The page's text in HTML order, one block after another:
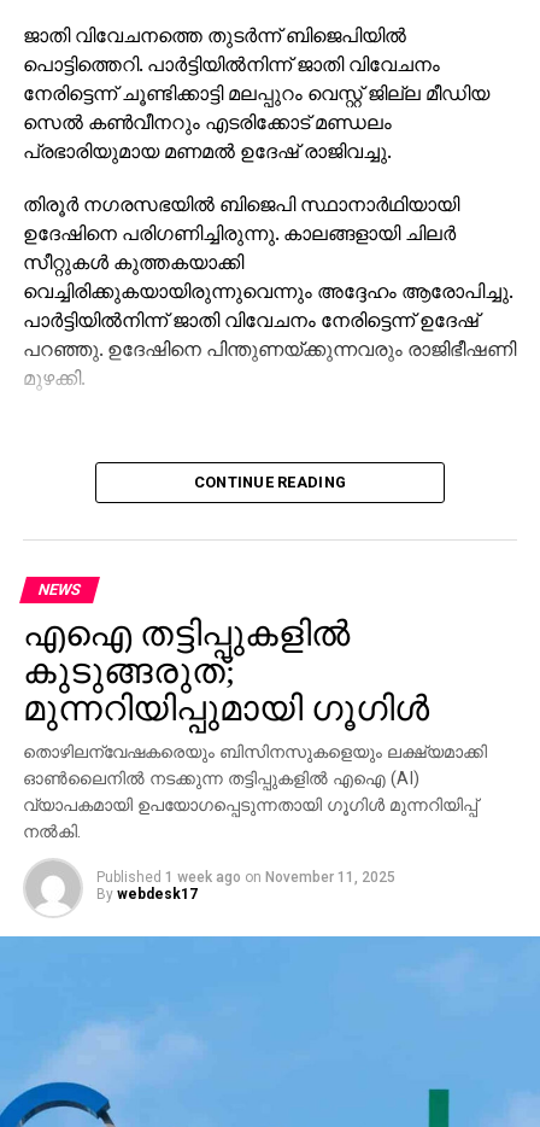
ജാതി വിവേചനത്തെ തുടര്‍ന്ന് ബിജെപിയില്‍
പൊട്ടിത്തെറി. പാര്‍ട്ടിയില്‍നിന്ന് ജാതി വിവേചനം
നേരിട്ടെന്ന് ചൂണ്ടിക്കാട്ടി മലപ്പുറം വെസ്റ്റ് ജില്ല മീഡിയ
സെല്‍ കണ്‍വീനറും എടരിക്കോട് മണ്ഡലം
പ്രഭാരിയുമായ മണമല്‍ ഉദേഷ് രാജിവച്ചു.
തിരൂര്‍ നഗരസഭയില്‍ ബിജെപി സ്ഥാനാര്‍ഥിയായി
ഉദേഷിനെ പരിഗണിച്ചിരുന്നു. കാലങ്ങളായി ചിലര്‍
സീറ്റുകള്‍ കുത്തകയാക്കി
വെച്ചിരിക്കുകയായിരുന്നുവെന്നും അദ്ദേഹം ആരോപിച്ചു.
പാര്‍ട്ടിയില്‍നിന്ന് ജാതി വിവേചനം നേരിട്ടെന്ന് ഉദേഷ്
പറഞ്ഞു. ഉദേഷിനെ പിന്തുണയ്ക്കുന്നവരും രാജിഭീഷണി
മുഴക്കി.
CONTINUE READING
NEWS
എഐ തട്ടിപ്പുകളില്‍
കുടുങ്ങരുത്;
മുന്നറിയിപ്പുമായി ഗൂഗിള്‍
തൊഴിലന്വേഷകരെയും ബിസിനസുകളെയും ലക്ഷ്യമാക്കി
ഓണ്‍ലൈനില്‍ നടക്കുന്ന തട്ടിപ്പുകളില്‍ എഐ (AI)
വ്യാപകമായി ഉപയോഗപ്പെടുന്നതായി ഗൂഗിള്‍ മുന്നറിയിപ്പ്
നല്‍കി.
Published 1 week ago on November 11, 2025
By webdesk17